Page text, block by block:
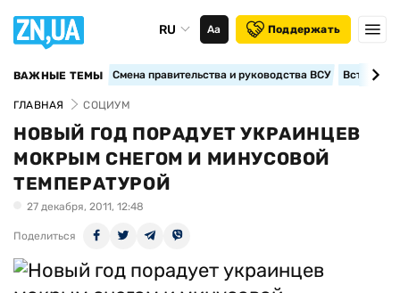
RU Аа Поддержать
ВАЖНЫЕ ТЕМЫ Смена правительства и руководства ВСУ
ГЛАВНАЯ СОЦИУМ
НОВЫЙ ГОД ПОРАДУЕТ УКРАИНЦЕВ
МОКРЫМ СНЕГОМ И МИНУСОВОЙ
ТЕМПЕРАТУРОЙ
27 декабря, 2011, 12:48
Поделиться